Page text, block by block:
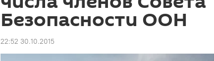
Безопасности ООН
22:52 30.10.2015